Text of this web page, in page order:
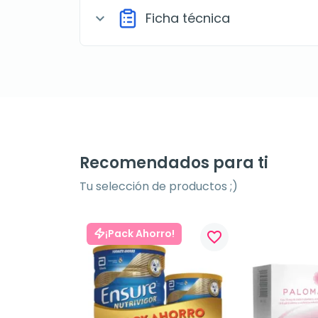
expand_more Ficha técnica
Recomendados para ti
Tu selección de productos ;)
¡Pack Ahorro! favorite_border